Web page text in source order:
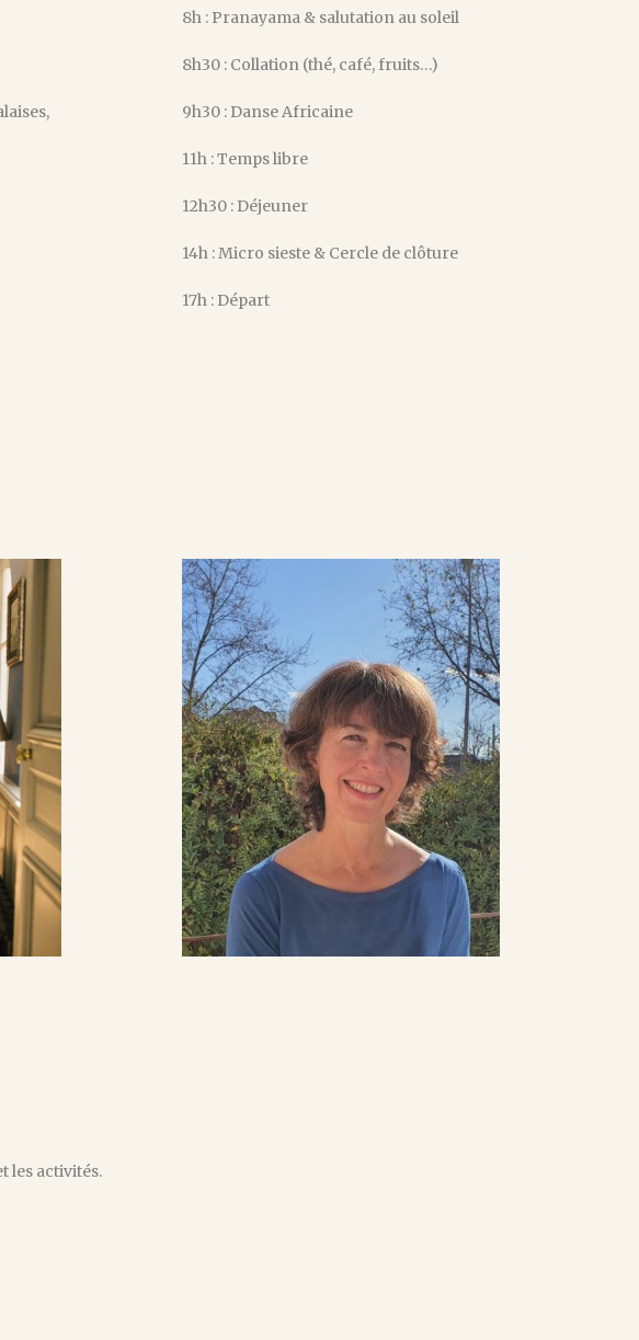
8h : Pranayama & salutation au soleil
8h30 : Collation (thé, café, fruits…)
9h30 : Danse Africaine
11h : Temps libre
12h30 : Déjeuner
14h : Micro sieste & Cercle de clôture
17h : Départ
les activités.